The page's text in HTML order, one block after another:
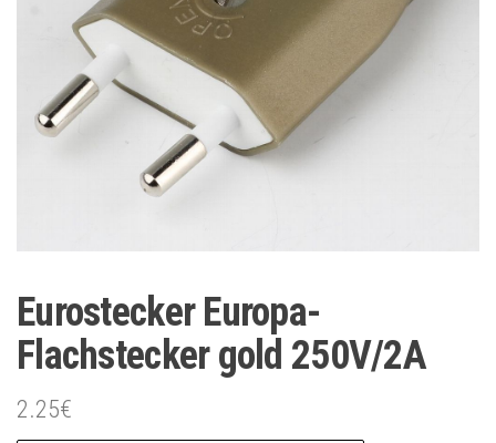
Eurostecker Europa-
Flachstecker gold 250V/2A
2.25€